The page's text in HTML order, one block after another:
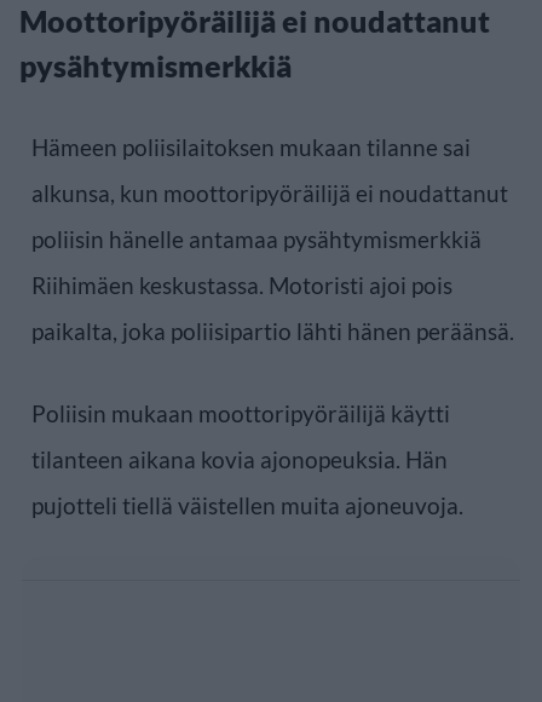
Moottoripyöräilijä ei noudattanut
pysähtymismerkkiä
Hämeen poliisilaitoksen mukaan tilanne sai
alkunsa, kun moottoripyöräilijä ei noudattanut
poliisin hänelle antamaa pysähtymismerkkiä
Riihimäen keskustassa. Motoristi ajoi pois
paikalta, joka poliisipartio lähti hänen peräänsä.
Poliisin mukaan moottoripyöräilijä käytti
tilanteen aikana kovia ajonopeuksia. Hän
pujotteli tiellä väistellen muita ajoneuvoja.